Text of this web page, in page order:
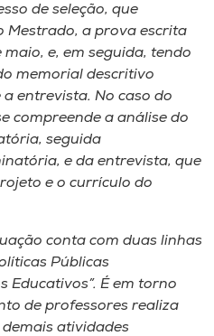
de seleção, que
Mestrado, a prova escrita
e, em seguida, tendo
memorial descritivo
entrevista. No caso do
compreende a análise do
seguida
e da entrevista, que
e o currículo do
conta com duas linhas
Públicas
Educativos”. É em torno
de professores realiza
demais atividades